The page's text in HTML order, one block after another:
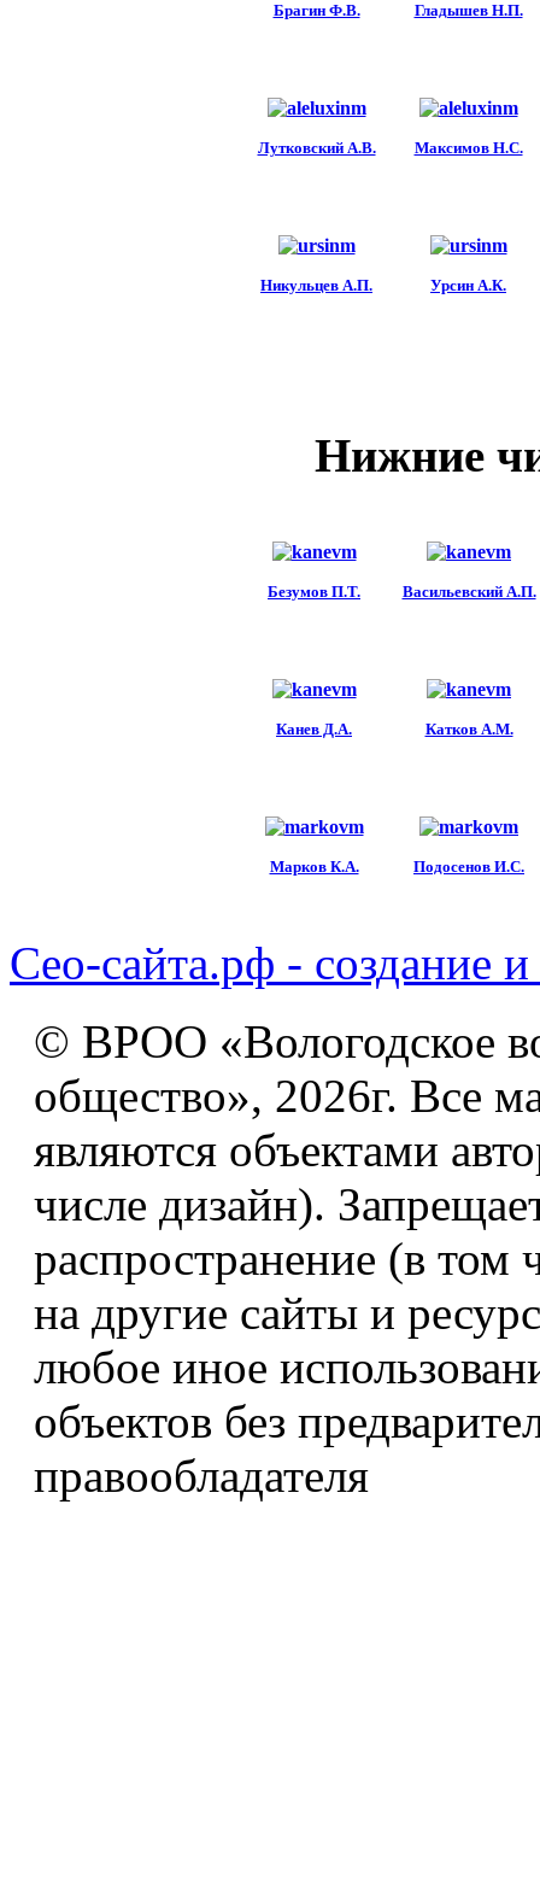
Брагин Ф.В. Гладышев Н.П.
Лутковский А.В. Максимов Н.С.
Никульцев А.П. Урсин А.К.
Нижние
Безумов П.Т. Васильевский А.П.
Канев Д.А. Катков А.М.
Марков К.А. Подосенов И.С.
Сео-сайта.рф - создание и
© ВРОО «Вологодское
общество», 2026г. Все
являются объектами
числе дизайн).
распространение (в том
на другие сайты и
любое иное
объектов без
правообладателя